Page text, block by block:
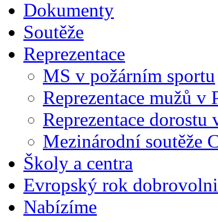
Dokumenty
Soutěže
Reprezentace
MS v požárním sportu
Reprezentace mužů v
Reprezentace dorostu
Mezinárodní soutěže
Školy a centra
Evropský rok
Nabízíme